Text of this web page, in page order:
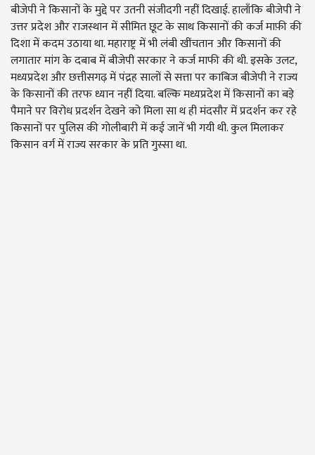
बीजेपी ने किसानों के मुद्दे पर उतनी संजीदगी नहीं दिखाई. हालाँकि बीजेपी ने
उत्तर प्रदेश और राजस्थान में सीमित छूट के साथ किसानों की कर्ज माफ़ी की
दिशा में कदम उठाया था. महाराष्ट्र में भी लंबी खींचतान और किसानों की
लगातार मांग के दबाब में बीजेपी सरकार ने कर्ज माफी की थी. इसके उलट,
मध्यप्रदेश और छत्तीसगढ़ में पंद्रह सालों से सत्ता पर काबिज बीजेपी ने राज्य
के किसानों की तरफ ध्यान नहीं दिया. बल्कि मध्यप्रदेश में किसानों का बड़े
पैमाने पर विरोध प्रदर्शन देखने को मिला सा थ ही मंदसौर में प्रदर्शन कर रहे
किसानों पर पुलिस की गोलीबारी में कई जानें भी गयी थी. कुल मिलाकर
किसान वर्ग में राज्य सरकार के प्रति गुस्सा था.